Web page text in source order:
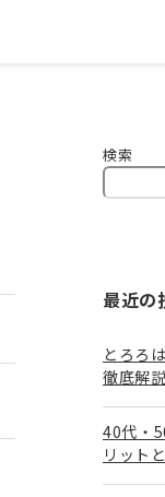
検索
最近の
とろろ
徹底解説
40代・
リット